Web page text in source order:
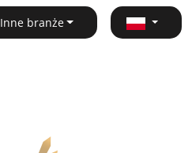
Inne branże